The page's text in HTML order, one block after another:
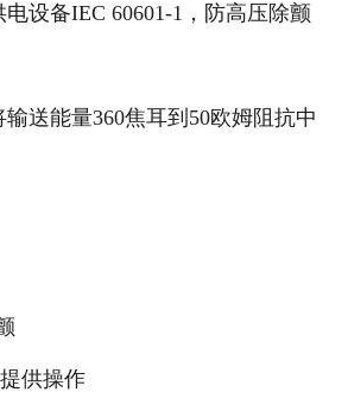
设备IEC 60601-1，防高压除颤
输送能量360焦耳到50欧姆阻抗中
供操作